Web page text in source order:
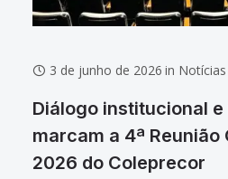
3 de junho de 2026 in Notícias
Diálogo institucional
marcam a 4ª Reunião
2026 do Coleprecor